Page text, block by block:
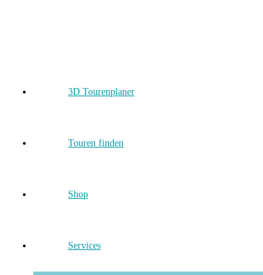
3D Tourenplaner
Touren finden
Shop
Services